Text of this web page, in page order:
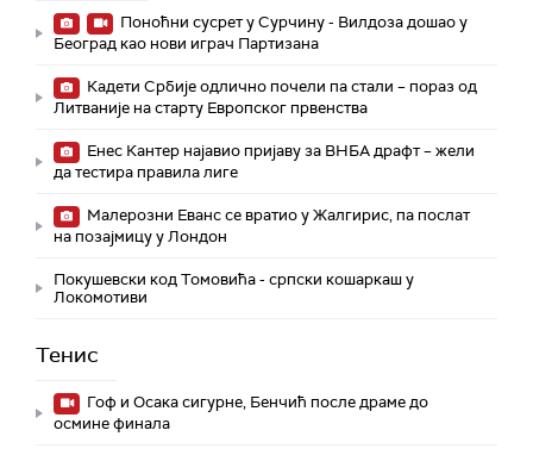
Поноћни сусрет у Сурчину - Вилдоза дошао у
Београд као нови играч Партизана
Кадети Србије одлично почели па стали – пораз од
Литваније на старту Европског првенства
Енес Кантер најавио пријаву за ВНБА драфт – жели
да тестира правила лиге
Малерозни Еванс се вратио у Жалгирис, па послат
на позајмицу у Лондон
Покушевски код Томовића - српски кошаркаш у
Локомотиви
Тенис
Гоф и Осака сигурне, Бенчић после драме до
осмине финала